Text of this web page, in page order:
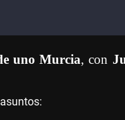
uno Murcia, con